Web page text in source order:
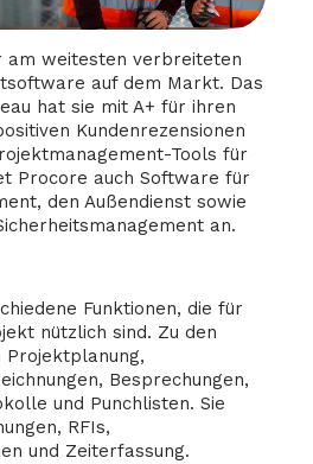
am weitesten verbreiteten
auf dem Markt. Das
hat sie mit A+ für ihren
Kundenrezensionen
Tools für
Procore auch Software für
den Außendienst sowie
an.
Funktionen, die für
nützlich sind. Zu den
Projektplanung,
Besprechungen,
und Punchlisten. Sie
RFIs,
und Zeiterfassung.